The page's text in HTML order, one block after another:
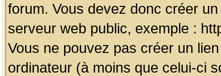
forum. Vous devez donc créer
serveur web public, exemple :
Vous ne pouvez pas créer un
ordinateur (à moins que celui-ci